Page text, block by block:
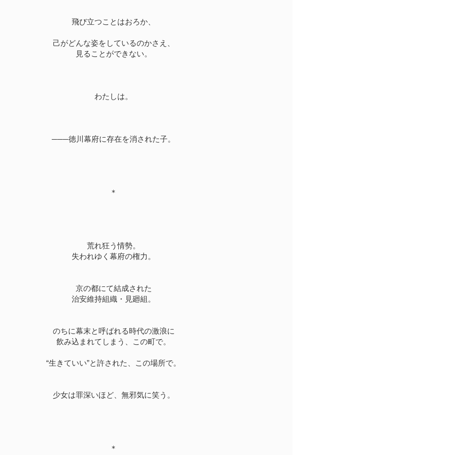
飛び立つことはおろか、
己がどんな姿をしているのかさえ、
見ることができない。
わたしは。
───徳川幕府に存在を消された子。
＊
荒れ狂う情勢。
失われゆく幕府の権力。
京の都にて結成された
治安維持組織・見廻組。
のちに幕末と呼ばれる時代の激浪に
飲み込まれてしまう、この町で。
“生きていい”と許された、この場所で。
少女は罪深いほど、無邪気に笑う。
＊